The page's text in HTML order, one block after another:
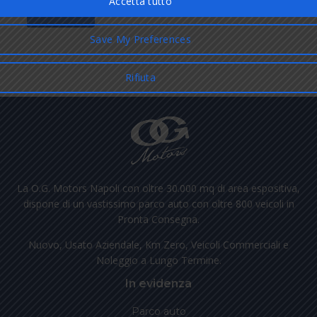
La O.G. Motors Napoli con oltre 30.000 mq di area espositiva,
dispone di un vastissimo parco auto con oltre 800 veicoli in
Pronta Consegna.
Nuovo, Usato Aziendale, Km Zero, Veicoli Commerciali e
Noleggio a Lungo Termine.
In evidenza
Parco auto